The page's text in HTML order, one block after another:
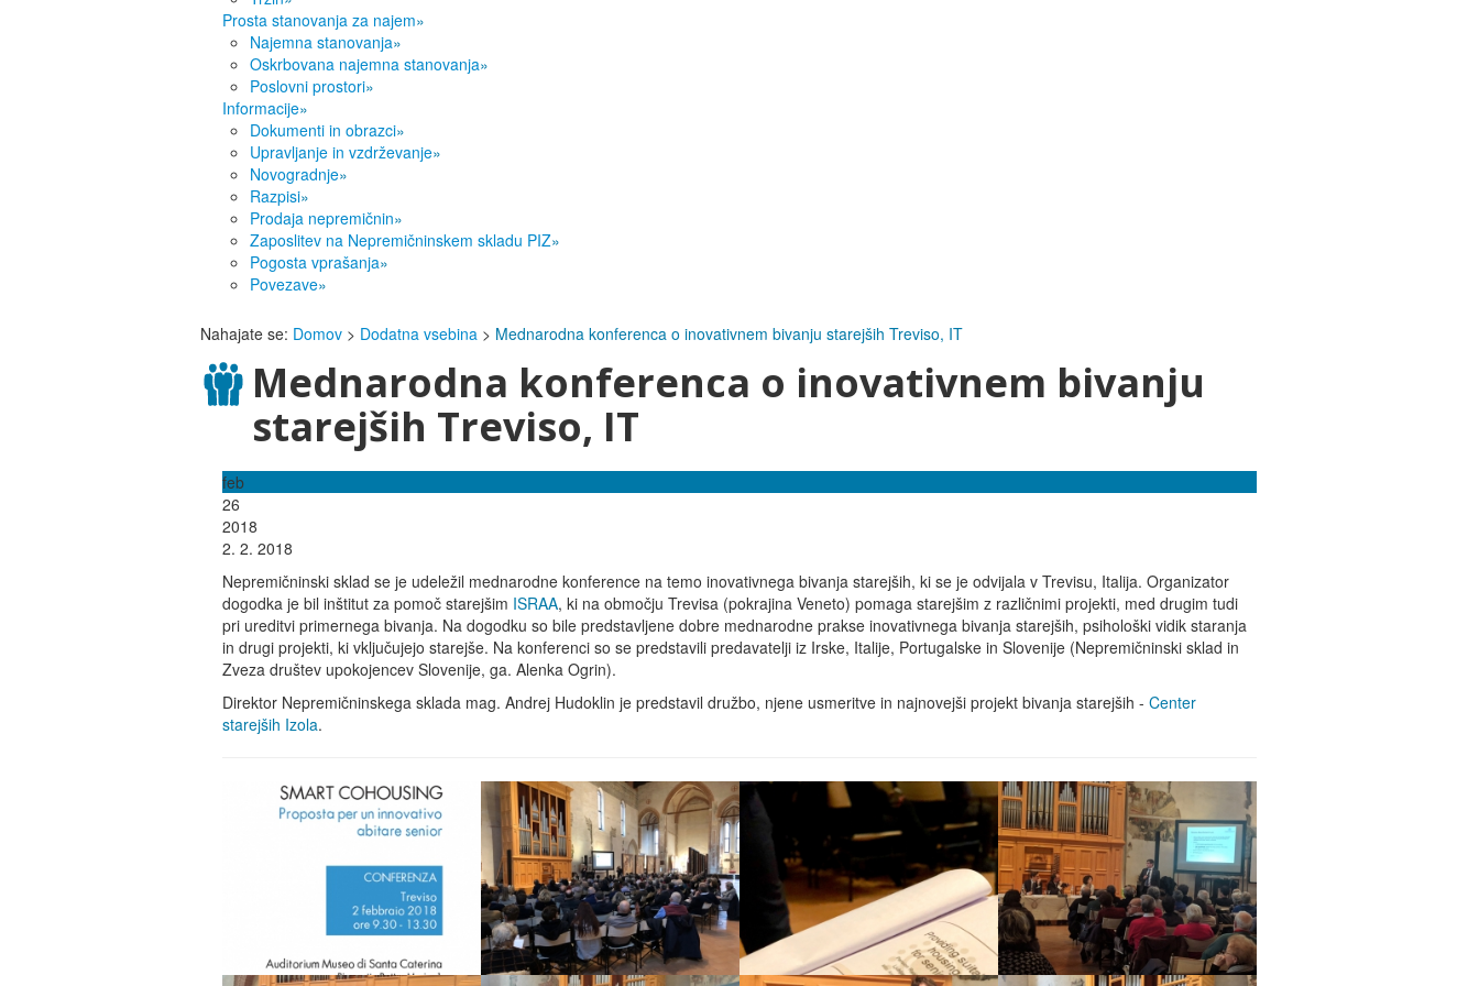
Prosta stanovanja za najem»
Najemna stanovanja»
Oskrbovana najemna stanovanja»
Poslovni prostori»
Informacije»
Dokumenti in obrazci»
Upravljanje in vzdrževanje»
Novogradnje»
Razpisi»
Prodaja nepremičnin»
Zaposlitev na Nepremičninskem skladu PIZ»
Pogosta vprašanja»
Povezave»
Nahajate se: Domov > Dodatna vsebina > Mednarodna konferenca o inovativnem bivanju starejših Treviso, IT
Mednarodna konferenca o inovativnem bivanju
starejših Treviso, IT
feb
26
2018
2. 2. 2018
Nepremičninski sklad se je udeležil mednarodne konference na temo inovativnega bivanja starejših, ki se je odvijala v Trevisu, Italija. Organizator
dogodka je bil inštitut za pomoč starejšim ISRAA, ki na območju Trevisa (pokrajina Veneto) pomaga starejšim z različnimi projekti, med drugim tudi
pri ureditvi primernega bivanja. Na dogodku so bile predstavljene dobre mednarodne prakse inovativnega bivanja starejših, psihološki vidik staranja
in drugi projekti, ki vključujejo starejše. Na konferenci so se predstavili predavatelji iz Irske, Italije, Portugalske in Slovenije (Nepremičninski sklad in
Zveza društev upokojencev Slovenije, ga. Alenka Ogrin).
Direktor Nepremičninskega sklada mag. Andrej Hudoklin je predstavil družbo, njene usmeritve in najnovejši projekt bivanja starejših - Center
starejših Izola.